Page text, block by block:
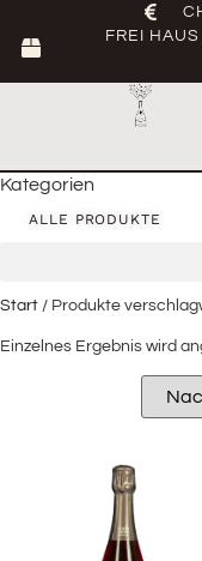
FREI
Kategorien
ALLE PRODUKTE
Start / Produkte
Einzelnes Ergebnis wird